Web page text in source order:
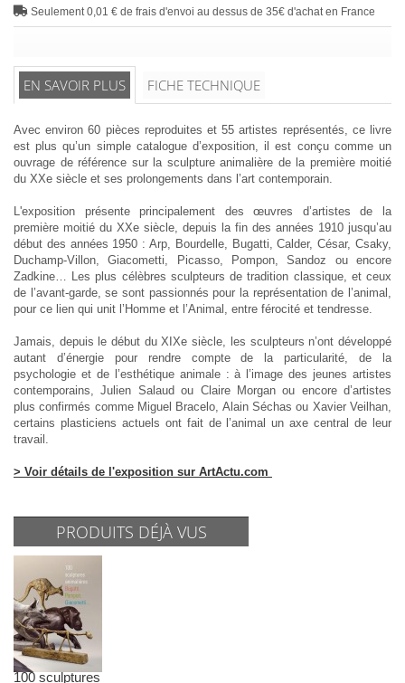
Seulement 0,01 € de frais d'envoi au dessus de 35€ d'achat en France
EN SAVOIR PLUS FICHE TECHNIQUE
Avec environ 60 pièces reproduites et 55 artistes représentés, ce livre
est plus qu’un simple catalogue d’exposition, il est conçu comme un
ouvrage de référence sur la sculpture animalière de la première moitié
du XXe siècle et ses prolongements dans l’art contemporain.
L'exposition présente principalement des œuvres d’artistes de la
première moitié du XXe siècle, depuis la fin des années 1910 jusqu’au
début des années 1950 : Arp, Bourdelle, Bugatti, Calder, César, Csaky,
Duchamp-Villon, Giacometti, Picasso, Pompon, Sandoz ou encore
Zadkine… Les plus célèbres sculpteurs de tradition classique, et ceux
de l’avant-garde, se sont passionnés pour la représentation de l’animal,
pour ce lien qui unit l’Homme et l’Animal, entre férocité et tendresse.
Jamais, depuis le début du XIXe siècle, les sculpteurs n’ont développé
autant d’énergie pour rendre compte de la particularité, de la
psychologie et de l’esthétique animale : à l’image des jeunes artistes
contemporains, Julien Salaud ou Claire Morgan ou encore d’artistes
plus confirmés comme Miguel Bracelo, Alain Séchas ou Xavier Veilhan,
certains plasticiens actuels ont fait de l’animal un axe central de leur
travail.
> Voir détails de l'exposition sur ArtActu.com
PRODUITS DÉJÀ VUS
100 sculptures